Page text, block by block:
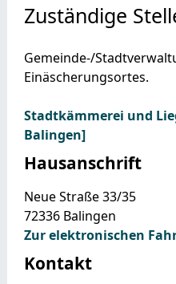
Zuständige
Gemeinde-/
Einäscherungsortes.
Stadtkämmerei und
Balingen]
Hausanschrift
Neue Straße 33/35
72336 Balingen
Zur elektronischen
Kontakt